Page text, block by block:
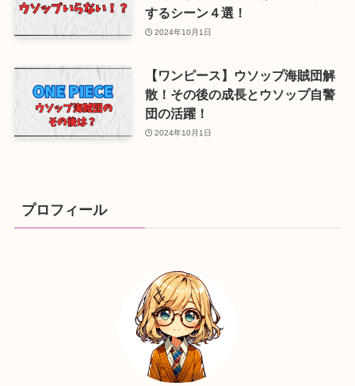
するシーン４選！
2024年10月1日
【ワンピース】ウソップ海賊団解
散！その後の成長とウソップ自警
団の活躍！
2024年10月1日
プロフィール